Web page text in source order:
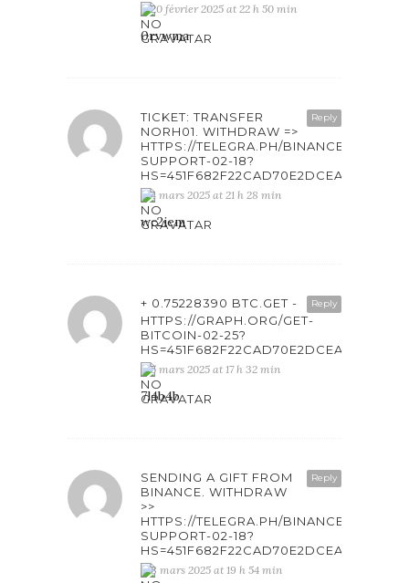
20 février 2025 at 22 h 50 min
0rvwma
Reply
TICKET: TRANSFER
NORH01. WITHDRAW =>
HTTPS://TELEGRA.PH/BINANCE-
SUPPORT-02-18?
4 mars 2025 at 21 h 28 min
wc2iem
Reply
+ 0.75228390 BTC.GET -
HTTPS://GRAPH.ORG/GET-
BITCOIN-02-25?
5 mars 2025 at 17 h 32 min
7l4b4b
Reply
SENDING A GIFT FROM
BINANCE. WITHDRАW
>>
HTTPS://TELEGRA.PH/BINANCE-
SUPPORT-02-18?
8 mars 2025 at 19 h 54 min